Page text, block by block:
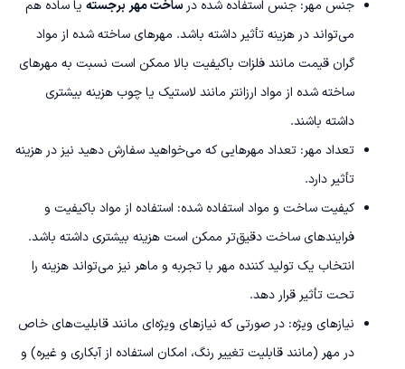
جنس مهر: جنس استفاده شده درساخت مهر برجسته یا ساده هم
می‌تواند در هزینه تأثیر داشته باشد. مهرهای ساخته شده از مواد
گران قیمت مانند فلزات باکیفیت بالا ممکن است نسبت به مهرهای
ساخته شده از مواد ارزانتر مانند لاستیک یا چوب هزینه بیشتری
داشته باشند.
تعداد مهر: تعداد مهرهایی که می‌خواهید سفارش دهید نیز در هزینه
تأثیر دارد.
کیفیت ساخت و مواد استفاده شده: استفاده از مواد باکیفیت و
فرایندهای ساخت دقیق‌تر ممکن است هزینه بیشتری داشته باشد.
انتخاب یک تولید کننده مهر با تجربه و ماهر نیز می‌تواند هزینه را
تحت تأثیر قرار دهد.
نیازهای ویژه: در صورتی که نیازهای ویژه‌ای مانند قابلیت‌های خاص
در مهر (مانند قابلیت تغییر رنگ، امکان استفاده از آبکاری و غیره) و